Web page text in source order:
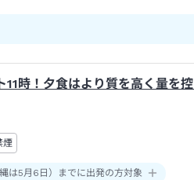
時！夕食はより質を高く量を
煙
5月6日）までに出発の方対象